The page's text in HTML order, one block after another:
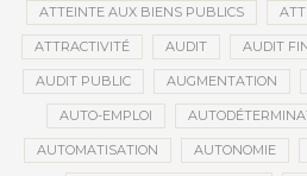
ATTEINTE AUX BIENS PUBLICS
ATTRACTIVITÉ AUDIT AUDIT
AUDIT PUBLIC AUGMENTATION
AUTO-EMPLOI
AUTOMATISATION AUTONOMIE